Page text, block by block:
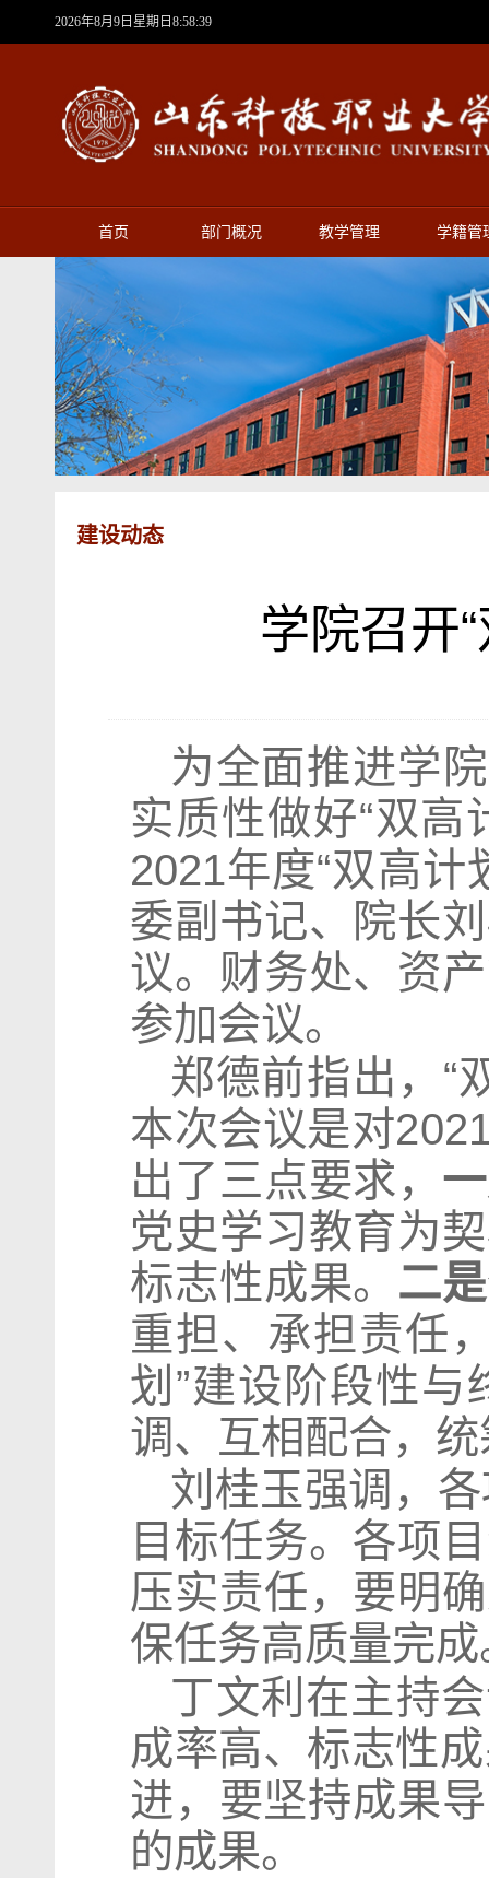
2026年8月9日星期日8:58:40
首页 部门概况 教学管理 学籍管
建设动态
学院召开
为全面推进学
实质性做好“双
2021年度“双高
委副书记、院长
议。财务处、资
参加会议。
郑德前指出，“
本次会议是对
出了三点要求，
党史学习教育为
标志性成果。 二是
重担、承担责任
划”建设阶段性
调、互相配合，
刘桂玉强调，
目标任务。各项
压实责任，要明
保任务高质量完
丁文利在主持
成率高、标志性
进，要坚持成果导
的成果。